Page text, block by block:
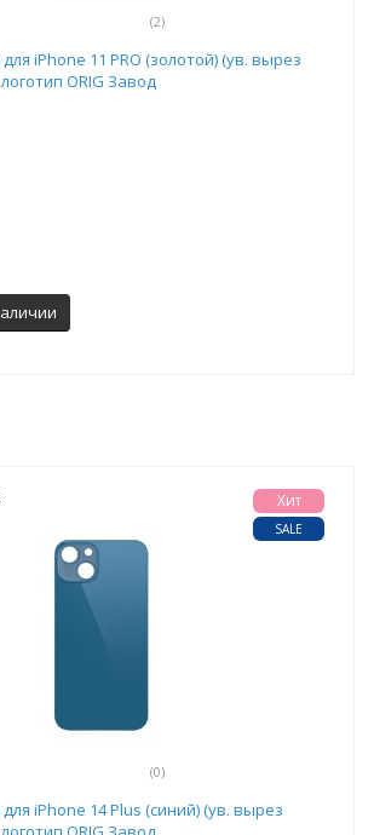
(2)
iPhone 11 PRO (золотой) (ув. вырез
ORIG Завод
(0)
Хит
SALE
iPhone 14 Plus (синий) (ув. вырез